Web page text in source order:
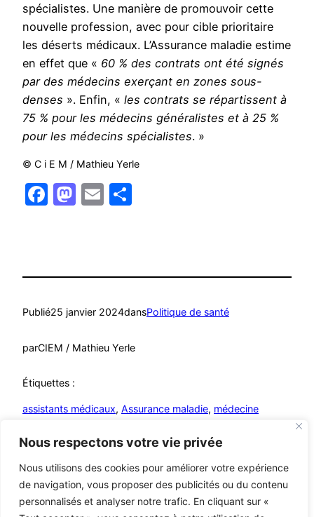
Nous respectons votre vie privée
Nous utilisons des cookies pour améliorer votre expérience
de navigation, vous proposer des publicités ou du contenu
personnalisés et analyser notre trafic. En cliquant sur «
spécialistes. Une manière de promouvoir cette
nouvelle profession, avec pour cible prioritaire
les déserts médicaux. L’Assurance maladie estime
en effet que « 60 % des contrats ont été signés
par des médecins exerçant en zones sous-
denses ». Enfin, « les contrats se répartissent à
75 % pour les médecins généralistes et à 25 %
pour les médecins spécialistes. »
© C i E M / Mathieu Yerle
Facebook
Mastodon
Email
Publié25 janvier 2024dansPolitique de santé
parCIEM / Mathieu Yerle
Étiquettes :
assistants médicaux, Assurance maladie, médecine
Mutualistes – MCA © C i E M